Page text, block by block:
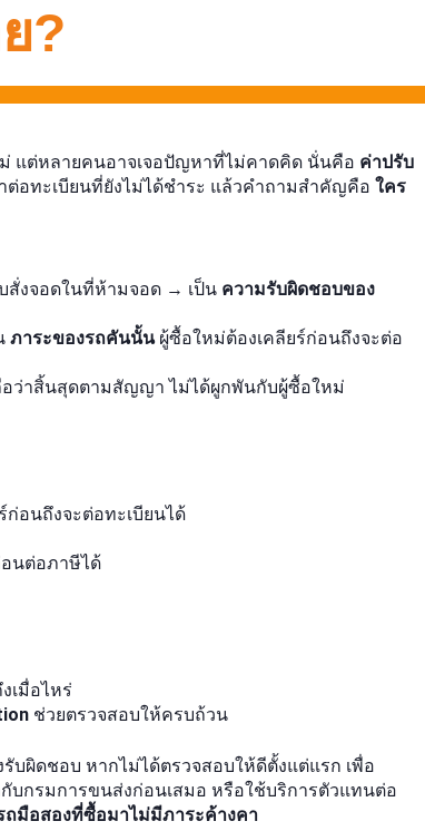
?
แต่หลายคนอาจเจอปัญหาที่ไม่คาดคิด นั่นคือ ค่าปรับ
อทะเบียนที่ยังไม่ได้ชำระ แล้วคำถามสำคัญคือ ใคร
สั่งจอดในที่ห้ามจอด → เป็น ความรับผิดชอบของ
ภาระของรถคันนั้นผู้ซื้อใหม่ต้องเคลียร์ก่อนถึงจะต่อ
ว่าสิ้นสุดตามสัญญา ไม่ได้ผูกพันกับผู้ซื้อใหม่
ก่อนถึงจะต่อทะเบียนได้
นต่อภาษีได้
เมื่อไหร่
ช่วยตรวจสอบให้ครบถ้วน
บผิดชอบ หากไม่ได้ตรวจสอบให้ดีตั้งแต่แรก เพื่อ
กรมการขนส่งก่อนเสมอ หรือใช้บริการตัวแทนต่อ
ถมือสองที่ซื้อมาไม่มีภาระค้างคา